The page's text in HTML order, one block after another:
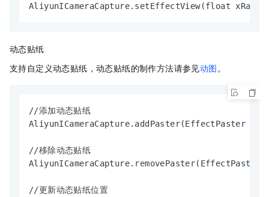
AliyunICameraCapture.setEffectView(float
动态贴纸
支持自定义动态贴纸，动态贴纸的制作方法请参见动图 。
//添加动态贴纸
//移除动态贴纸
//更新动态贴纸位置